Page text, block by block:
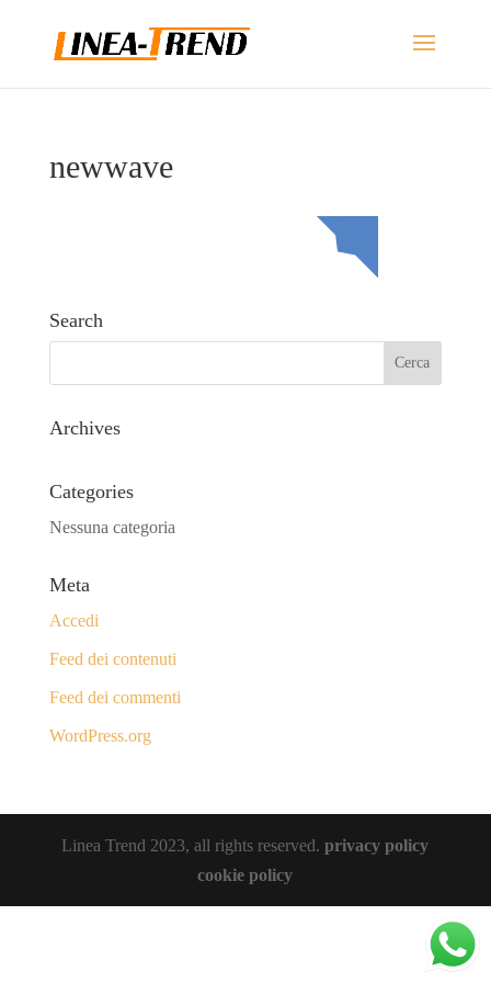
newwave
Search
Archives
Categories
Nessuna categoria
Meta
Accedi
Feed dei contenuti
Feed dei commenti
WordPress.org
Linea Trend 2023, all rights reserved.privacy policy
cookie policy